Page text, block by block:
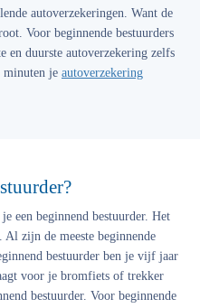
autoverzekeringen. Want de
Voor beginnende bestuurders
en duurste autoverzekering zelfs
je autoverzekering
een beginnend bestuurder. Het
zijn de meeste beginnende
bestuurder ben je vijf jaar
voor je bromfiets of trekker
bestuurder. Voor beginnende